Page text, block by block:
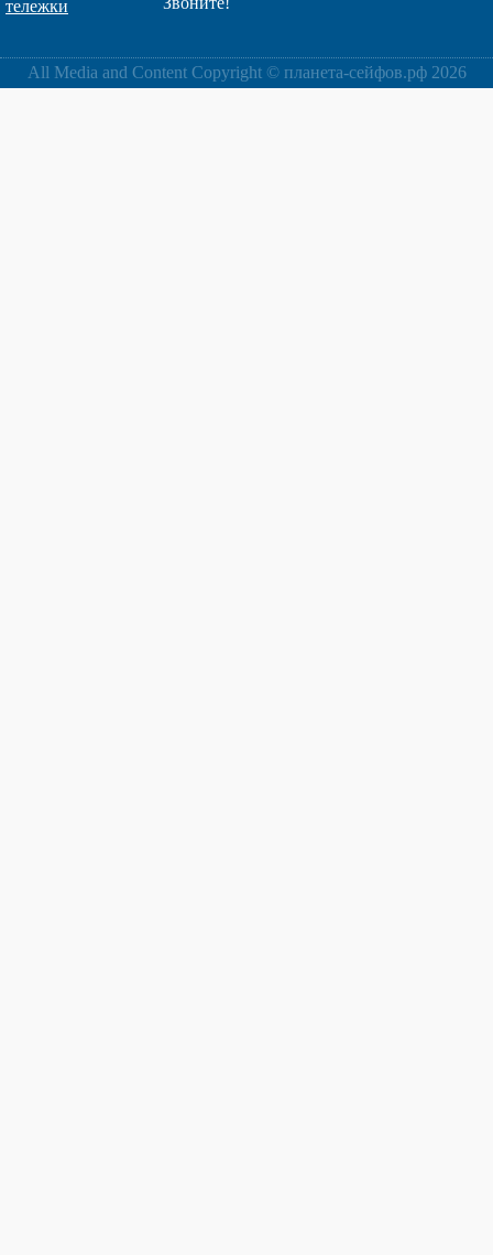
тележки
All Media and Content Copyright © планета-сейфов.рф 2026